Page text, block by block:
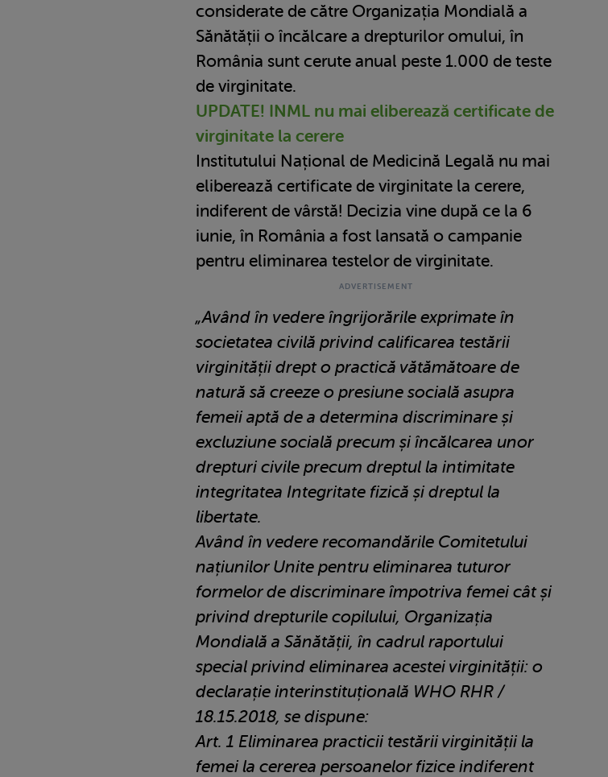
considerate de către Organizația Mondială a
Sănătății o încălcare a drepturilor omului, în
România sunt cerute anual peste 1.000 de teste
de virginitate.
UPDATE! INML nu mai eliberează certificate de
virginitate la cerere
Institutului Național de Medicină Legală nu mai
eliberează certificate de virginitate la cerere,
indiferent de vârstă! Decizia vine după ce la 6
iunie, în România a fost lansată o campanie
pentru eliminarea testelor de virginitate.
„Având în vedere îngrijorările exprimate în
societatea civilă privind calificarea testării
virginității drept o practică vătămătoare de
natură să creeze o presiune socială asupra
femeii aptă de a determina discriminare și
excluziune socială precum și încălcarea unor
drepturi civile precum dreptul la intimitate
integritatea Integritate fizică și dreptul la
libertate.
Având în vedere recomandările Comitetului
națiunilor Unite pentru eliminarea tuturor
formelor de discriminare împotriva femei cât și
privind drepturile copilului, Organizația
Mondială a Sănătății, în cadrul raportului
special privind eliminarea acestei virginității: o
declarație interinstituțională WHO RHR /
18.15.2018, se dispune:
Art. 1 Eliminarea practicii testării virginității la
femei la cererea persoanelor fizice indiferent